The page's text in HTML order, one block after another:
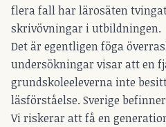
flera fall har lärosäten
skrivövningar i utbildningen.
Det är egentligen föga
undersökningar visar att en
grundskoleeleverna inte
läsförståelse. Sverige
Vi riskerar att få en